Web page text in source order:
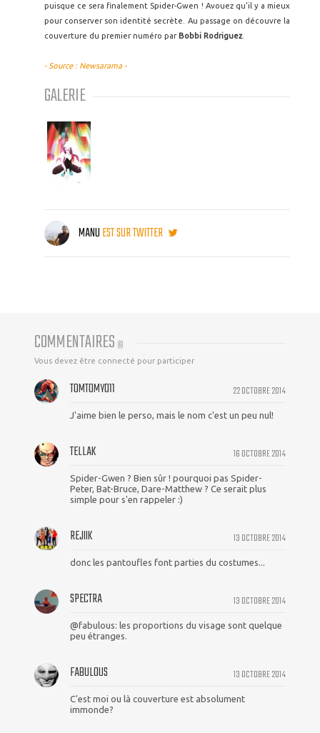
puisque ce sera finalement Spider-Gwen ! Avouez qu'il y a mieux
pour conserver son identité secrète. Au passage on découvre la
couverture du premier numéro par Bobbi Rodriguez.
- Source : Newsarama -
GALERIE
MANUEST SUR TWITTER
COMMENTAIRES (6)
Vous devez être connecté pour participer
22 OCTOBRE 2014
TOMTOMYO11
J'aime bien le perso, mais le nom c'est un peu nul!
16 OCTOBRE 2014
TELLAK
Spider-Gwen ? Bien sûr ! pourquoi pas Spider-
Peter, Bat-Bruce, Dare-Matthew ? Ce serait plus
simple pour s'en rappeler :)
13 OCTOBRE 2014
REJIIK
donc les pantoufles font parties du costumes...
13 OCTOBRE 2014
SPECTRA
@fabulous: les proportions du visage sont quelque
peu étranges.
13 OCTOBRE 2014
FABULOUS
C'est moi ou là couverture est absolument
immonde?